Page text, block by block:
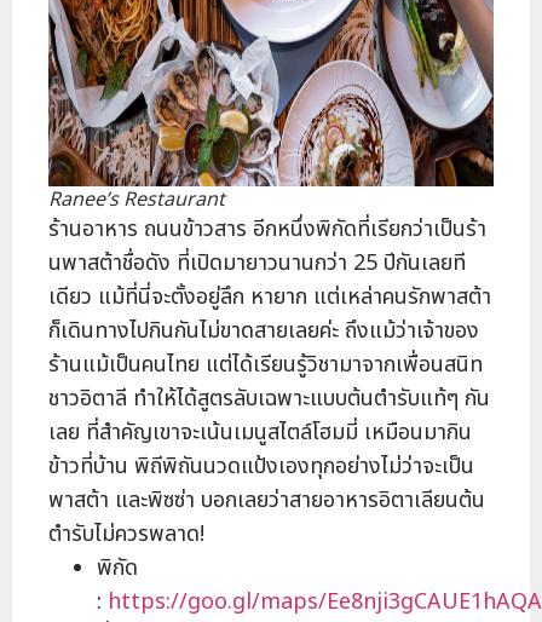
Ranee’s Restaurant
ร้านอาหาร ถนนข้าวสาร อีกหนึ่งพิกัดที่เรียกว่าเป็นร้า
นพาสต้าชื่อดัง ที่เปิดมายาวนานกว่า 25 ปีกันเลยที
เดียว แม้ที่นี่จะตั้งอยู่ลึก หายาก แต่เหล่าคนรักพาสต้า
ก็เดินทางไปกินกันไม่ขาดสายเลยค่ะ ถึงแม้ว่าเจ้าของ
ร้านแม้เป็นคนไทย แต่ได้เรียนรู้วิชามาจากเพื่อนสนิท
ชาวอิตาลี ทำให้ได้สูตรลับเฉพาะแบบต้นตำรับแท้ๆ กัน
เลย ที่สำคัญเขาจะเน้นเมนูสไตล์โฮมมี่ เหมือนมากิน
ข้าวที่บ้าน พิถีพิถันนวดแป้งเองทุกอย่างไม่ว่าจะเป็น
พาสต้า และพิซซ่า บอกเลยว่าสายอาหารอิตาเลียนต้น
ตำรับไม่ควรพลาด!
พิกัด
: https://goo.gl/maps/Ee8nji3gCAUE1hAQA